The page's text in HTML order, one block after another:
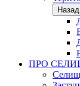
Назад
ПРО